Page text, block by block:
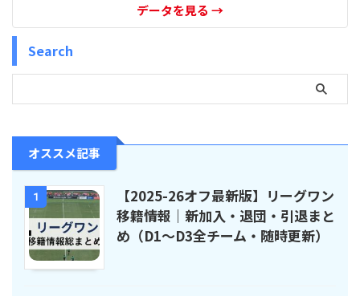
データを見る →
Search
オススメ記事
1
【2025-26オフ最新版】リーグワン
移籍情報｜新加入・退団・引退まと
め（D1〜D3全チーム・随時更新）